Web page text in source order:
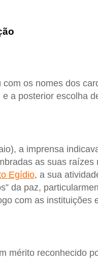
os nomes dos
e a posterior escolha
a imprensa
as suas
Egídio, a sua
da paz,
com as instituições
mérito reconhecido